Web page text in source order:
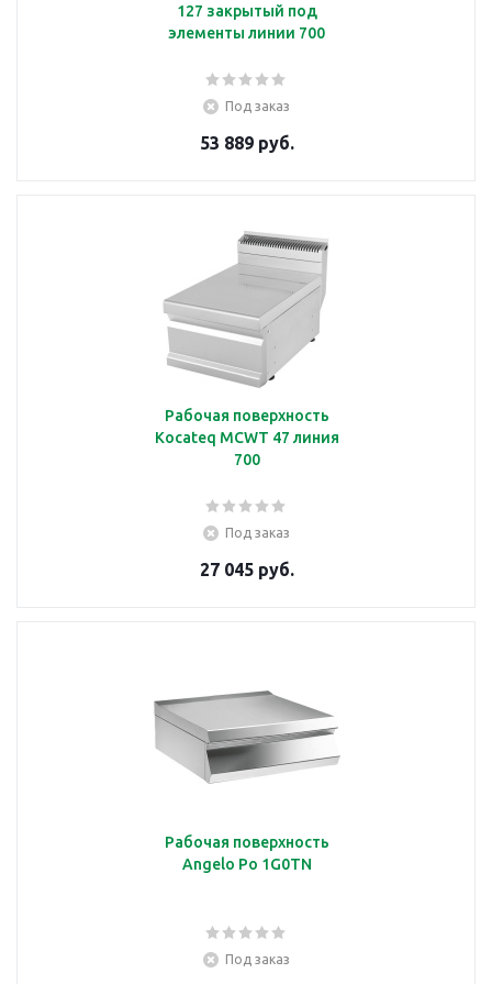
127 закрытый под
элементы линии 700
Под заказ
53 889 руб.
Рабочая поверхность
Kocateq MCWT 47 линия
700
Под заказ
27 045 руб.
Рабочая поверхность
Angelo Po 1G0TN
Под заказ